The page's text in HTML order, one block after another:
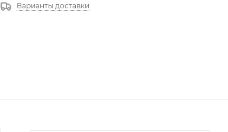
Варианты доставки